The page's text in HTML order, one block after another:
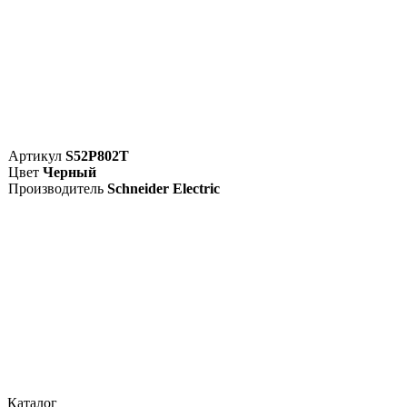
Артикул S52P802T
Цвет Черный
Производитель Schneider Electric
Каталог